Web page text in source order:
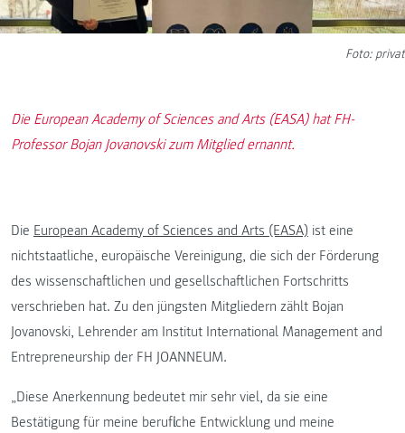
Foto: privat
Die European Academy of Sciences and Arts (EASA) hat FH-
Professor Bojan Jovanovski zum Mitglied ernannt.
Die European Academy of Sciences and Arts (EASA) ist eine
nichtstaatliche, europäische Vereinigung, die sich der Förderung
des wissenschaftlichen und gesellschaftlichen Fortschritts
verschrieben hat. Zu den jüngsten Mitgliedern zählt Bojan
Jovanovski, Lehrender am Institut International Management and
Entrepreneurship der FH JOANNEUM.
„Diese Anerkennung bedeutet mir sehr viel, da sie eine
Bestätigung für meine berufliche Entwicklung und meine